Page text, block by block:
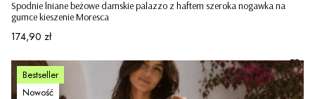
Spodnie lniane beżowe damskie palazzo z haftem szeroka nogawka na
gumce kieszenie Moresca
Cena
174,90 zł
Bestseller
Nowość